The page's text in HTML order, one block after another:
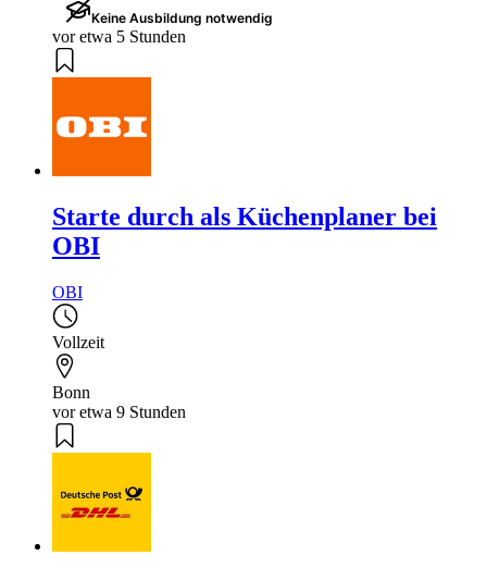
Keine Ausbildung notwendig
vor etwa 5 Stunden
Starte durch als Küchenplaner bei
OBI
OBI
Vollzeit
Bonn
vor etwa 9 Stunden